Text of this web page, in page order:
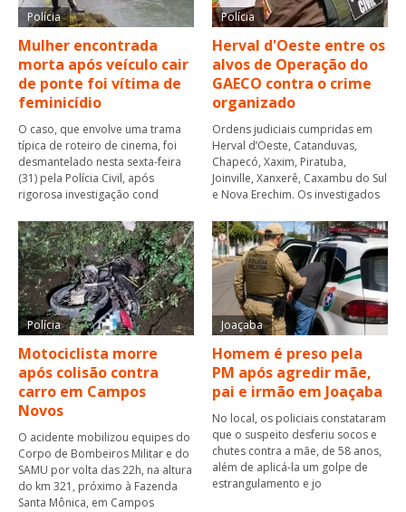
Polícia
Mulher encontrada
morta após veículo cair
de ponte foi vítima de
feminicídio
O caso, que envolve uma trama
típica de roteiro de cinema, foi
desmantelado nesta sexta-feira
(31) pela Polícia Civil, após
rigorosa investigação cond
Polícia
Herval d'Oeste entre os
alvos de Operação do
GAECO contra o crime
organizado
Ordens judiciais cumpridas em
Herval d’Oeste, Catanduvas,
Chapecó, Xaxim, Piratuba,
Joinville, Xanxerê, Caxambu do Sul
e Nova Erechim. Os investigados
Polícia
Motociclista morre
após colisão contra
carro em Campos
Novos
O acidente mobilizou equipes do
Corpo de Bombeiros Militar e do
SAMU por volta das 22h, na altura
do km 321, próximo à Fazenda
Santa Mônica, em Campos
Joaçaba
Homem é preso pela
PM após agredir mãe,
pai e irmão em Joaçaba
No local, os policiais constataram
que o suspeito desferiu socos e
chutes contra a mãe, de 58 anos,
além de aplicá-la um golpe de
estrangulamento e jo